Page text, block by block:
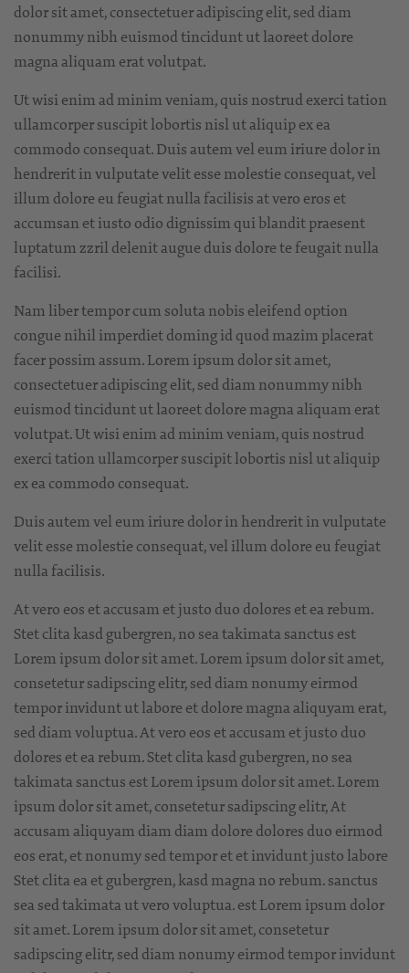
dolor sit amet, consectetuer adipiscing elit, sed diam
nonummy nibh euismod tincidunt ut laoreet dolore
magna aliquam erat volutpat.
Ut wisi enim ad minim veniam, quis nostrud exerci tation
ullamcorper suscipit lobortis nisl ut aliquip ex ea
commodo consequat. Duis autem vel eum iriure dolor in
hendrerit in vulputate velit esse molestie consequat, vel
illum dolore eu feugiat nulla facilisis at vero eros et
accumsan et iusto odio dignissim qui blandit praesent
luptatum zzril delenit augue duis dolore te feugait nulla
facilisi.
Nam liber tempor cum soluta nobis eleifend option
congue nihil imperdiet doming id quod mazim placerat
facer possim assum. Lorem ipsum dolor sit amet,
consectetuer adipiscing elit, sed diam nonummy nibh
euismod tincidunt ut laoreet dolore magna aliquam erat
volutpat. Ut wisi enim ad minim veniam, quis nostrud
exerci tation ullamcorper suscipit lobortis nisl ut aliquip
ex ea commodo consequat.
Duis autem vel eum iriure dolor in hendrerit in vulputate
velit esse molestie consequat, vel illum dolore eu feugiat
nulla facilisis.
At vero eos et accusam et justo duo dolores et ea rebum.
Stet clita kasd gubergren, no sea takimata sanctus est
Lorem ipsum dolor sit amet. Lorem ipsum dolor sit amet,
consetetur sadipscing elitr, sed diam nonumy eirmod
tempor invidunt ut labore et dolore magna aliquyam erat,
sed diam voluptua. At vero eos et accusam et justo duo
dolores et ea rebum. Stet clita kasd gubergren, no sea
takimata sanctus est Lorem ipsum dolor sit amet. Lorem
ipsum dolor sit amet, consetetur sadipscing elitr, At
accusam aliquyam diam diam dolore dolores duo eirmod
eos erat, et nonumy sed tempor et et invidunt justo labore
Stet clita ea et gubergren, kasd magna no rebum. sanctus
sea sed takimata ut vero voluptua. est Lorem ipsum dolor
sit amet. Lorem ipsum dolor sit amet, consetetur
sadipscing elitr, sed diam nonumy eirmod tempor invidunt